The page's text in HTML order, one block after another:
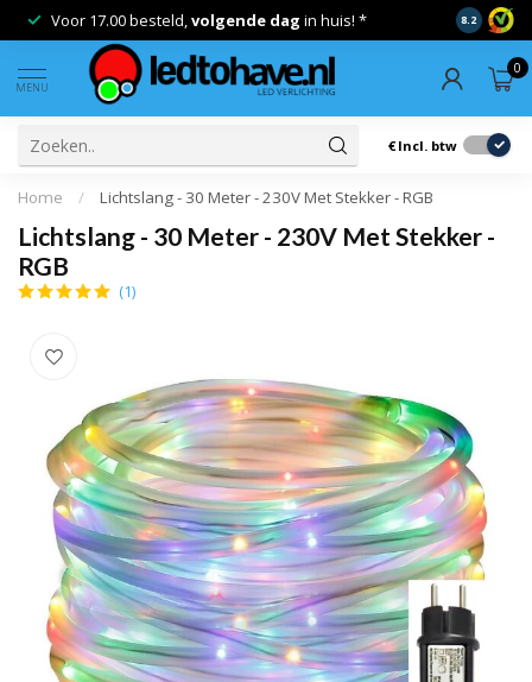
Voor 17.00 besteld,volgende dag in huis! * Gratis
8.2
MENU
0
€ Incl. btw
Home / Lichtslang - 30 Meter - 230V Met Stekker - RGB
Lichtslang - 30 Meter - 230V Met Stekker -
RGB
(1)